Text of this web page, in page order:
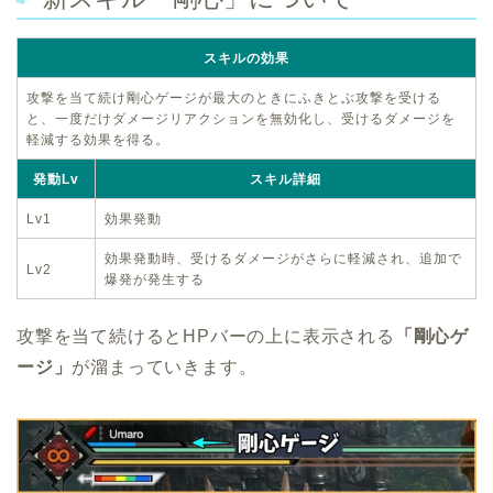
スキルの効果
攻撃を当て続け剛心ゲージが最大のときにふきとぶ攻撃を受ける
と、一度だけダメージリアクションを無効化し、受けるダメージを
軽減する効果を得る。
発動Lv スキル詳細
Lv1 効果発動
Lv2
効果発動時、受けるダメージがさらに軽減され、追加で
爆発が発生する
攻撃を当て続けるとHPバーの上に表示される
「剛心ゲ
ージ」 が溜まっていきます。